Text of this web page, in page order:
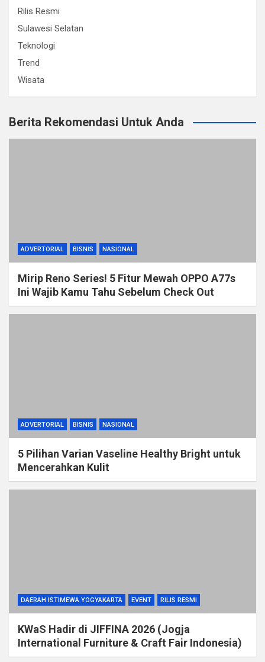
Rilis Resmi
Sulawesi Selatan
Teknologi
Trend
Wisata
Berita Rekomendasi Untuk Anda
ADVERTORIAL BISNIS NASIONAL
Mirip Reno Series! 5 Fitur Mewah OPPO A77s
Ini Wajib Kamu Tahu Sebelum Check Out
ADVERTORIAL BISNIS NASIONAL
5 Pilihan Varian Vaseline Healthy Bright untuk
Mencerahkan Kulit
DAERAH ISTIMEWA YOGYAKARTA EVENT RILIS RESMI
KWaS Hadir di JIFFINA 2026 (Jogja
International Furniture & Craft Fair Indonesia)